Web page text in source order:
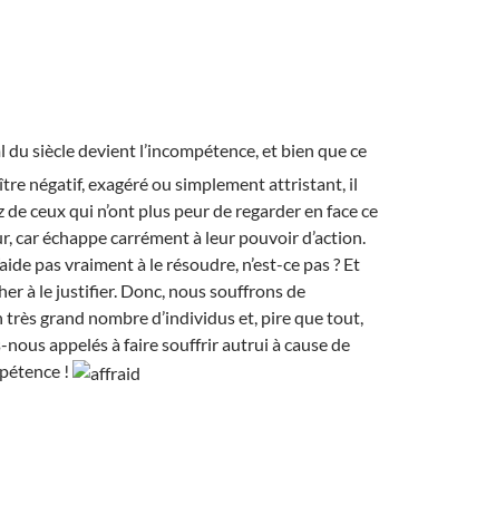
du siècle devient l’incompétence, et bien que ce
négatif, exagéré ou simplement attristant, il
de ceux qui n’ont plus peur de regarder en face ce
car échappe carrément à leur pouvoir d’action.
pas vraiment à le résoudre, n’est-ce pas ? Et
à le justifier. Donc, nous souffrons de
très grand nombre d’individus et, pire que tout,
nous appelés à faire souffrir autrui à cause de
!